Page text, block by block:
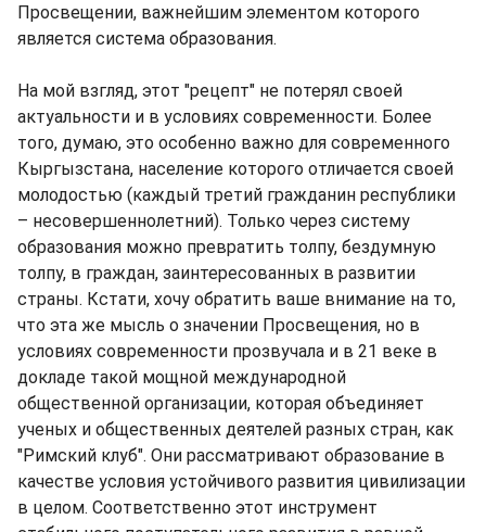
Просвещении, важнейшим элементом которого
является система образования.
На мой взгляд, этот "рецепт" не потерял своей
актуальности и в условиях современности. Более
того, думаю, это особенно важно для современного
Кыргызстана, население которого отличается своей
молодостью (каждый третий гражданин республики
– несовершеннолетний). Только через систему
образования можно превратить толпу, бездумную
толпу, в граждан, заинтересованных в развитии
страны. Кстати, хочу обратить ваше внимание на то,
что эта же мысль о значении Просвещения, но в
условиях современности прозвучала и в 21 веке в
докладе такой мощной международной
общественной организации, которая объединяет
ученых и общественных деятелей разных стран, как
"Римский клуб". Они рассматривают образование в
качестве условия устойчивого развития цивилизации
в целом. Соответственно этот инструмент